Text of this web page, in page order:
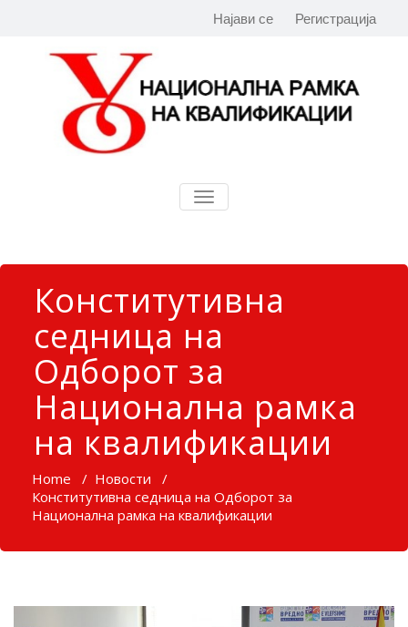
Најави се Регистрација
TOGGLE
NAVIGATION
Конститутивна
седница на
Одборот за
Национална рамка
на квалификации
Home / Новости /
Конститутивна седница на Одборот за
Национална рамка на квалификации